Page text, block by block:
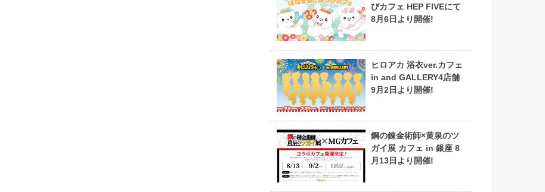
びカフェ HEP FIVEにて
8月6日より開催!
ヒロアカ 浴衣ver.カフェ
in and GALLERY4店舗
9月2日より開催!
鋼の錬金術師×黄泉のツ
ガイ展 カフェ in 銀座 8
月13日より開催!